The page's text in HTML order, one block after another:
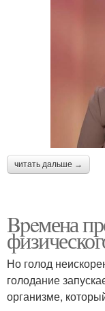
читать дальше →
Bpeмена
Но голод
голодание
организме,